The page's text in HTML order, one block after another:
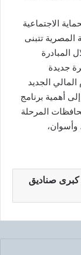
الاجتماعية
المصرية تتبنى
المبادرة
تم ضم 450 ألف أسرة جديدة
الجديد
إلى أهمية برنامج
المرحلة
وأسوان،
صناديق